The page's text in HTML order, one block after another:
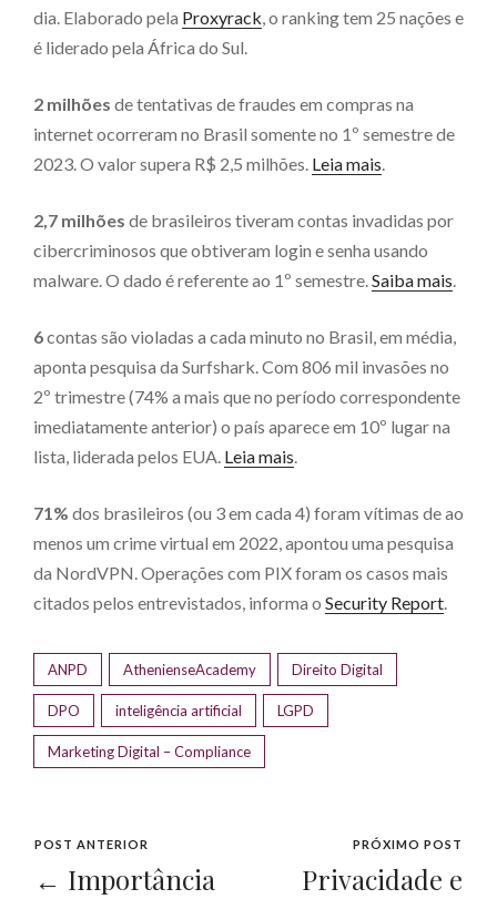
dia. Elaborado pela Proxyrack, o ranking tem 25 nações e
é liderado pela África do Sul.
2 milhões de tentativas de fraudes em compras na
internet ocorreram no Brasil somente no 1º semestre de
2023. O valor supera R$ 2,5 milhões. Leia mais.
2,7 milhões de brasileiros tiveram contas invadidas por
cibercriminosos que obtiveram login e senha usando
malware. O dado é referente ao 1º semestre.Saiba mais.
6contas são violadas a cada minuto no Brasil, em média,
aponta pesquisa da Surfshark. Com 806 mil invasões no
2º trimestre (74% a mais que no período correspondente
imediatamente anterior) o país aparece em 10º lugar na
lista, liderada pelos EUA. Leia mais.
71% dos brasileiros (ou 3 em cada 4) foram vítimas de ao
menos um crime virtual em 2022, apontou uma pesquisa
da NordVPN. Operações com PIX foram os casos mais
citados pelos entrevistados, informa o Security Report.
ANPD AthenienseAcademy Direito Digital
DPO inteligência artificial LGPD
Marketing Digital – Compliance
POST ANTERIOR
← Importância
PRÓXIMO POST
Privacidade e